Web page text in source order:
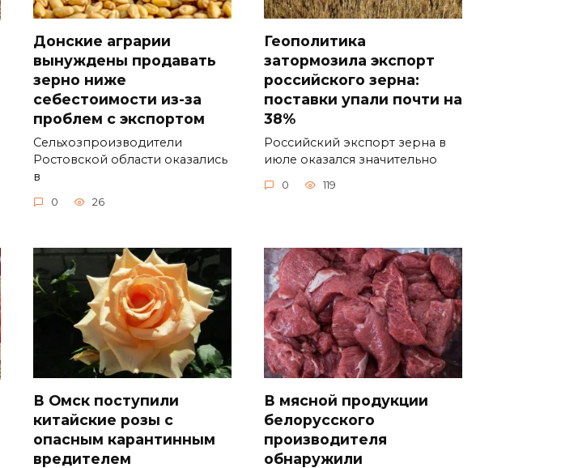
Донские аграрии
вынуждены продавать
зерно ниже
себестоимости из-за
проблем с экспортом
Сельхозпроизводители
Ростовской области оказались
в
0 26
Геополитика
затормозила экспорт
российского зерна:
поставки упали почти на
38%
Российский экспорт зерна в
июле оказался значительно
0 119
В Омск поступили
китайские розы с
опасным карантинным
вредителем
В мясной продукции
белорусского
производителя
обнаружили